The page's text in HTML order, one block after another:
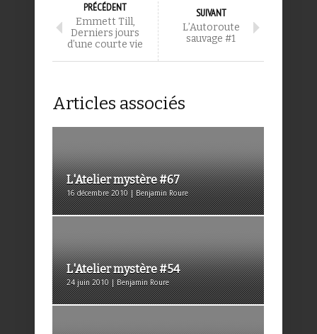
PRÉCÉDENT
Emmett Till,
Derniers jours
d’une courte vie
SUIVANT
L’Autoroute
sauvage #1
Articles associés
L'Atelier mystère #67
16 décembre 2010 | Benjamin Roure
L'Atelier mystère #54
24 juin 2010 | Benjamin Roure